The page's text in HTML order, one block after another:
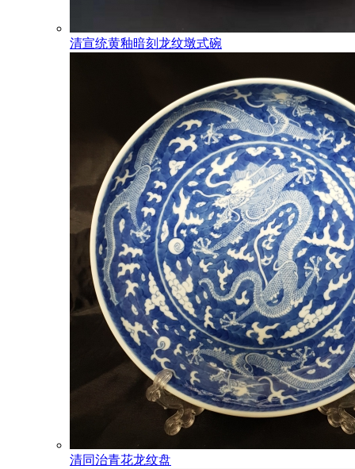
清宣统黄釉暗刻龙纹墩式碗
清同治青花龙纹盘